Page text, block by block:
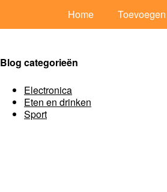
Home Toevoegen
Blog categorieën
Electronica
Eten en drinken
Sport